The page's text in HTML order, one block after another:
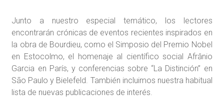
Junto a nuestro especial temático, los lectores
encontrarán crónicas de eventos recientes inspirados en
la obra de Bourdieu, como el Simposio del Premio Nobel
en Estocolmo, el homenaje al científico social Afrânio
Garcia en París, y conferencias sobre “La Distinción” en
São Paulo y Bielefeld. También incluimos nuestra habitual
lista de nuevas publicaciones de interés.